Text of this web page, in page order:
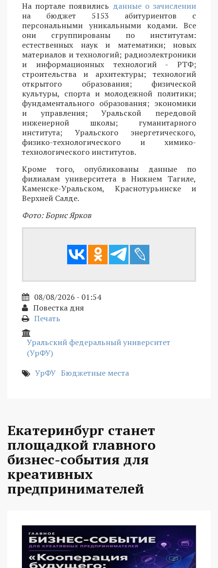
На портале появились данные о зачислении
на бюджет 5153 абитуриентов с
персональными уникальными кодами. Все
они сгруппированы по институтам:
естественных наук и математики; новых
материалов и технологий; радиоэлектроники
и информационных технологий - РТФ;
строительства и архитектуры; технологий
открытого образования; физической
культуры, спорта и молодежной политики;
фундаментального образования; экономики
и управления; Уральской передовой
инженерной школы; гуманитарного
института; Уральского энергетического,
физико-технологического и химико-
технологического институтов.
Кроме того, опубликованы данные по
филиалам университета в Нижнем Тагиле,
Каменске-Уральском, Краснотурьинске и
Верхней Салде.
Фото: Борис Ярков
08/08/2026 - 01:54
Повестка дня
Печать
Уральский федеральный университет
(УрФУ)
УрФУ Бюджетные места
Екатеринбург станет
площадкой главного
бизнес-события для
креативных
предпринимателей